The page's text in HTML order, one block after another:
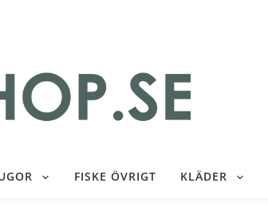
FISKE ÖVRIGT KLÄDER